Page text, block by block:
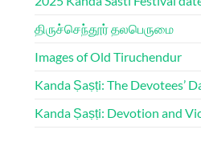
திருச்செந்தூர் தலபெருமை
Images of Old Tiruchendur
Kanda Ṣaṣṭi: The Devotees’
Kanda Ṣaṣṭi: Devotion and